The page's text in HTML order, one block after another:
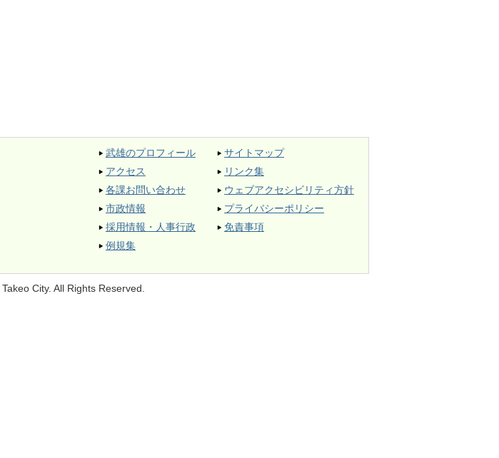
武雄のプロフィール
アクセス
各課お問い合わせ
市政情報
採用情報・人事行政
例規集
サイトマップ
リンク集
ウェブアクセシビリティ方針
プライバシーポリシー
免責事項
City. All Rights Reserved.